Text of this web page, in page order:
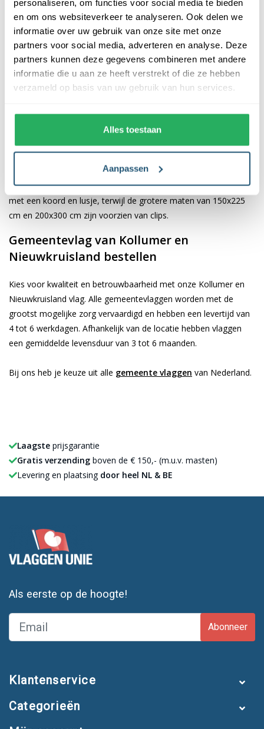
personaliseren, om functies voor social media te bieden
en om ons websiteverkeer te analyseren. Ook delen we
informatie over uw gebruik van onze site met onze
partners voor social media, adverteren en analyse. Deze
partners kunnen deze gegevens combineren met andere
informatie die u aan ze heeft verstrekt of die ze hebben
verzameld op basis van uw gebruik van hun services.
Alles toestaan
Aanpassen
Nieuwkruisland
De afwerking van onze vlaggen is van hoge kwaliteit. Ze zijn
voorzien van een sterke kopband en een dubbele stiknaad, wat
bijdraagt aan hun duurzaamheid en stevigheid. Wij bieden de
vlag vanKollumer en Nieuwkruislandaan in verschillende
200x300 cm. Hierdoor is er altijd een geschikte maat voor jouw
Afhankelijk van de afmetingen die je kiest, worden de vlaggen
voorzien van verschillende bevestigingsmogelijkheden. De
vlaggen van 40x60 cm, 70x100 cm en 100x150 cm zijn uitgerust
met een koord en lusje, terwijl de grotere maten van 150x225
cm en 200x300 cm zijn voorzien van clips.
Gemeentevlag van Kollumer en
Nieuwkruisland bestellen
Kies voor kwaliteit en betrouwbaarheid met onze Kollumer en
Nieuwkruisland vlag. Alle gemeentevlaggen worden met de
grootst mogelijke zorg vervaardigd en hebben een levertijd van
4 tot 6 werkdagen. Afhankelijk van de locatie hebben vlaggen
een gemiddelde levensduur van 3 tot 6 maanden.
Bij ons heb je keuze uit alle gemeente vlaggen van Nederland.
Laagste prijsgarantie
Gratis verzending boven de € 150,- (m.u.v. masten)
Levering en plaatsing door heel NL & BE
Als eerste op de hoogte!
Abonneer
Klantenservice
Categorieën